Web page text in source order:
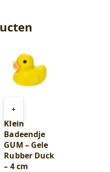
+
winkelwagen
Klein
Badeendje
GUM – Gele
Rubber Duck
– 4 cm